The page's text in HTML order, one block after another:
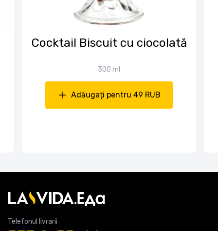
Cocktail Biscuit cu ciocolată
300 ml
Adăugați pentru 49 RUB
Telefonul livrarii